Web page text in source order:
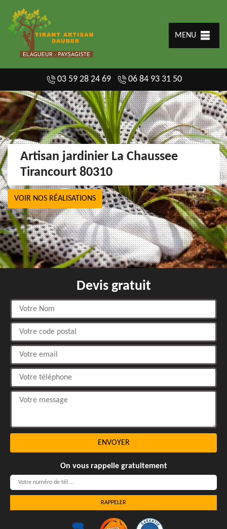
MENU
03 59 28 24 69 06 84 93 31 50
Artisan jardinier La Chaussee
Tirancourt 80310
VOIR NOS RÉALISATIONS
Devis gratuit
On vous rappelle gratuitement